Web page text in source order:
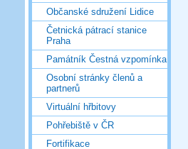
Občanské sdružení Lidice
Četnická pátrací stanice
Praha
Památník Čestná vzpomínka
Osobní stránky členů a
partnerů
Virtuální hřbitovy
Pohřebiště v ČR
Fortifikace